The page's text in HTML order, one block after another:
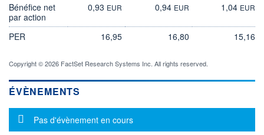
Bénéfice net
par action
0,93 EUR 0,94 EUR 1,04 EUR
PER 16,95 16,80 15,16
Copyright © 2026 FactSet Research Systems Inc. All rights reserved.
ÉVÈNEMENTS
Message d'information
Pas d'évènement en cours